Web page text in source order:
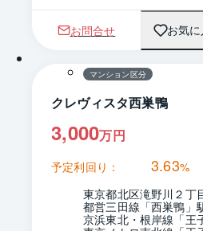
お問合せ お気1 /
マンション区分
クレヴィスタ西巣鴨
3,000万円
予定利回り： 3.63%
東京都北区滝野川２丁
都営三田線「西巣鴨」
京浜東北・根岸線「王